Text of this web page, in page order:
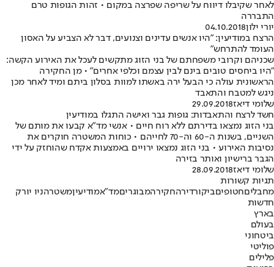
לאחר שקיבלו דיווח על שריפה שפרצה במקום • זהות הגופות טרם
התבררה
יורי ילון04.10.2018
הרצח במודיעין: "היו אנשים עדינים וצנועים, דבר לא הצביע על האסון
העומד להתרחש"
שכניהם וקרובי משפחתם של בני הזוג מתקשים לעכל את האירוע הקשה:
"היו ביחסים טובים בינם לבין עצמם וכלפי אחרים" • מן החקירה
הראשונית עולה כי הבעל ירה באשתו למוות בסלון ביתם ומיד לאחר מכן
ניגש למטבח והתאבד
שלומי דיאז29.09.2018
חשד לרצח והתאבדות: גופות גבר ואישה התגלו במודיעין
בני הזוג נמצאו בדירתם ללא רוח חיים • אנשי מד"א קבעו את מותם של
השניים, בשנות ה-60 וה-70 לחייהם • כוחות המשטרה חוקרים את
נסיבות האירוע • בני הזוג נמצאו ירויים באמצעות אקדח שהוחזק על ידי
הגבר ברישיון ואותר בזירה
שלומי דיאז28.09.2018
תגיות קשורות
מחבליםחטופיםביקורדירהחקירהמבוגריםמד"אמודיעיןמשטרהניו יורק
חדשות
בארץ
בעולם
ביטחוני
פוליטי
פלילים